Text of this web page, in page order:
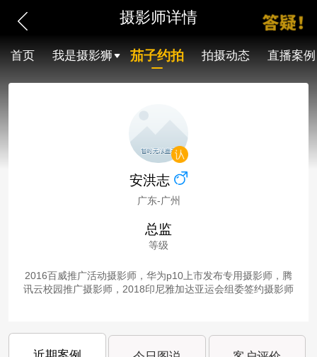
摄影师详情
首页 我是摄影狮 茄子约拍 拍摄动态 直播案例
安洪志
广东-广州
总监
等级
2016百威推广活动摄影师，华为p10上市发布专用摄影师，腾
讯云校园推广摄影师，2018印尼雅加达亚运会组委签约摄影师